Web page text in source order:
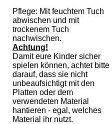
Pflege: Mit feuchtem Tuch
abwischen und mit
trockenem Tuch
nachwischen.
Achtung!
Damit eure Kinder sicher
spielen können, achtet bitte
darauf, dass sie nicht
unbeaufsichtigt mit den
Platten oder dem
verwendeten Material
hantieren - egal, welches
Material ihr nutzt.